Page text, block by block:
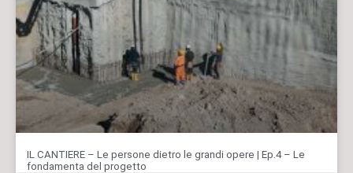
IL CANTIERE – Le persone dietro le grandi opere | Ep.4 – Le
fondamenta del progetto